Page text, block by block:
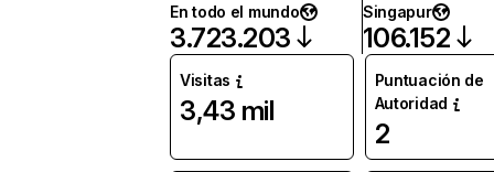
En todo el mundo
3.723.203
Singapur
106.152
Visitas
3,43 mil
Puntuación de
Autoridad
2